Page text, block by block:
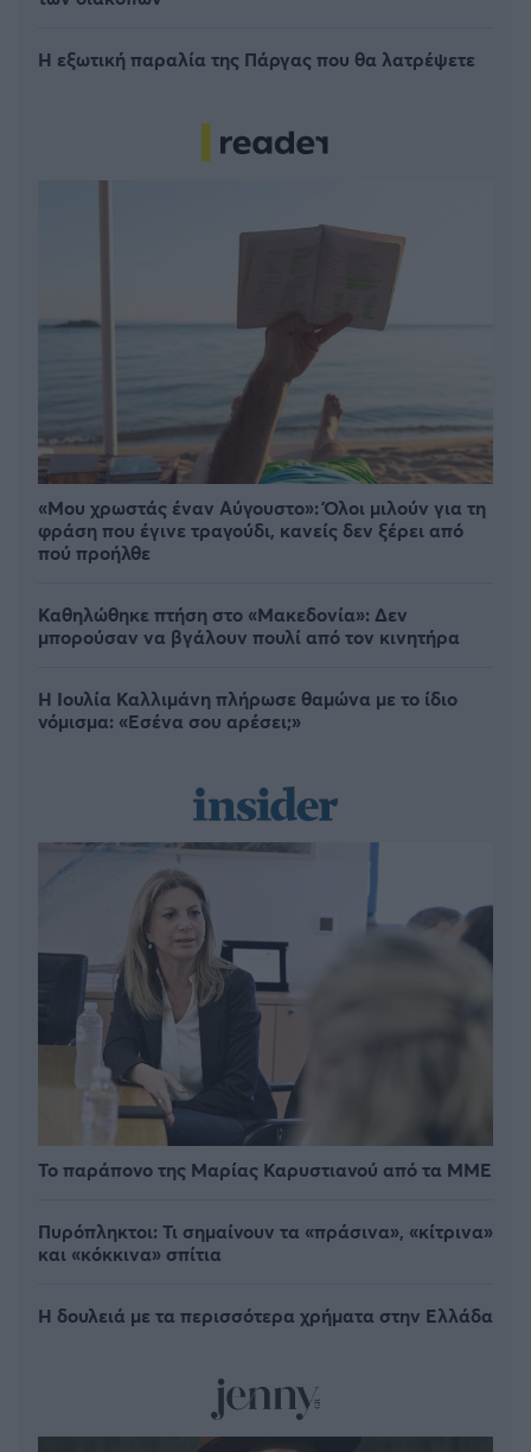
Η εξωτική παραλία της Πάργας που θα λατρέψετε
«Μου χρωστάς έναν Αύγουστο»: Όλοι μιλούν για τη
φράση που έγινε τραγούδι, κανείς δεν ξέρει από
πού προήλθε
Καθηλώθηκε πτήση στο «Μακεδονία»: Δεν
μπορούσαν να βγάλουν πουλί από τον κινητήρα
Η Ιουλία Καλλιμάνη πλήρωσε θαμώνα με το ίδιο
νόμισμα: «Εσένα σου αρέσει;»
Το παράπονο της Μαρίας Καρυστιανού από τα ΜΜΕ
Πυρόπληκτοι: Τι σημαίνουν τα «πράσινα», «κίτρινα»
και «κόκκινα» σπίτια
Η δουλειά με τα περισσότερα χρήματα στην Ελλάδα